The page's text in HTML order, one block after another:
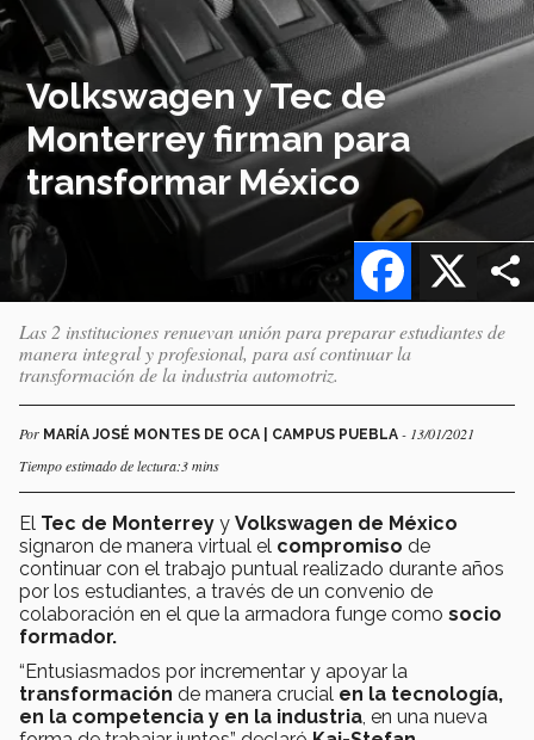
Volkswagen y Tec de
Monterrey firman para
transformar México
X
Facebook
Las 2 instituciones renuevan unión para preparar estudiantes de
manera integral y profesional, para así continuar la
transformación de la industria automotriz.
Por MARÍA JOSÉ MONTES DE OCA | CAMPUS PUEBLA - 13/01/2021
Tiempo estimado de lectura:3 mins
El Tec de Monterrey y Volkswagen de México
signaron de manera virtual el compromiso de
continuar con el trabajo puntual realizado durante años
por los estudiantes, a través de un convenio de
colaboración en el que la armadora funge como socio
formador.
“Entusiasmados por incrementar y apoyar la
transformación de manera crucial en la tecnología,
en la competencia y en la industria , en una nueva